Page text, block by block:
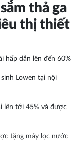
thả ga
thị thiết
hấp dẫn lên đến 60%
Lowen tại nội
lên tới 45% và được
tặng máy lọc nước